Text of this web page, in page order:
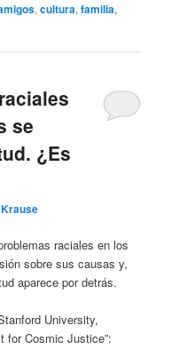
,cultura,familia,
se
¿Es
raciales en los
sobre sus causas y,
aparece por detrás.
University,
for Cosmic Justice”: